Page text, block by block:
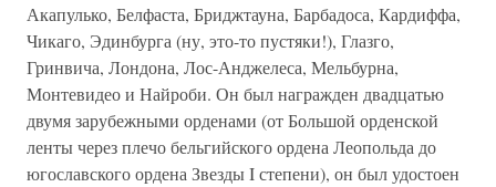
Акапулько, Белфаста, Бриджтауна, Барбадоса, Кардиффа,
Чикаго, Эдинбурга (ну, это-то пустяки!), Глазго,
Гринвича, Лондона, Лос-Анджелеса, Мельбурна,
Монтевидео и Найроби. Он был награжден двадцатью
двумя зарубежными орденами (от Большой орденской
ленты через плечо бельгийского ордена Леопольда до
югославского ордена Звезды I степени), он был удостоен